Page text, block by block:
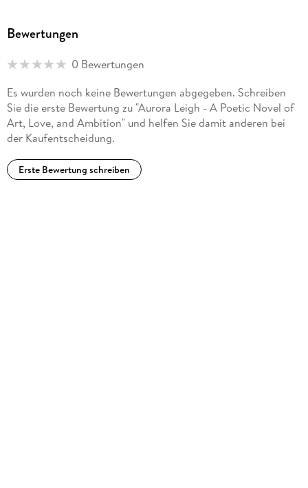
Bewertungen
0 Bewertungen
Es wurden noch keine Bewertungen abgegeben. Schreiben
Sie die erste Bewertung zu "Aurora Leigh - A Poetic Novel of
Art, Love, and Ambition" und helfen Sie damit anderen bei
der Kaufentscheidung.
Erste Bewertung schreiben